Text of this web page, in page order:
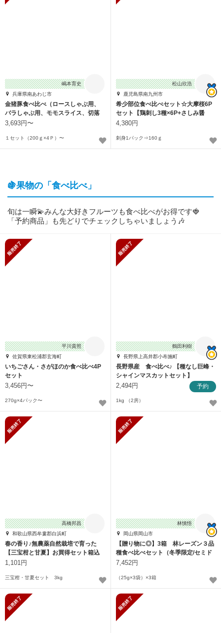
嶋本育史
兵庫県南あわじ市
金猪豚食べ比べ（ロースしゃぶ用、
バラしゃぶ用、モモスライス、切落
し
3,693円〜
１セット（200ｇ×4Ｐ）〜
松山欣浩
鹿児島県南九州市
希少部位食べ比べセット☆大摩桜6P
セット【鶏刺し3種×6P+さしみ醤
油】
4,380円
刺身1パック⇒160ｇ
🍇果物の「食べ比べ」
旬は一瞬💫みんな大好きフルーツも食べ比べがお得です🍓
「予約商品」も先どりでチェックしちゃいましょう🎶
平川貴照
佐賀県東松浦郡玄海町
いちごさん・さがほのか食べ比べ4P
セット
3,456円〜
270g×4パック〜
鶴田利樹
長野県上高井郡小布施町
長野県産 食べ比べ♪ 【種なし巨峰・
シャインマスカットセット】
1kg（2房）
2,494円 予約
1kg （2房）
高橋邦昌
和歌山県西牟婁郡白浜町
春の香り♪無農薬自然栽培で育った
【三宝柑と甘夏】お買得セット箱込
3.5㎏
1,101円
三宝柑・甘夏セット 3kg
林慎悟
岡山県岡山市
【贈り物に◎】3箱 林レーズン３品
種食べ比べセット（冬季限定/セミド
ライ）
7,452円
（25g×3袋）×3箱